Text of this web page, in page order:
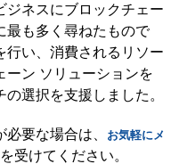
ジネスにブロックチェー
最も多く尋ねたもので
行い、消費されるリソー
ーン ソリューションを
選択を支援しました。
要な場合は、
お気軽にメ
受けてください。